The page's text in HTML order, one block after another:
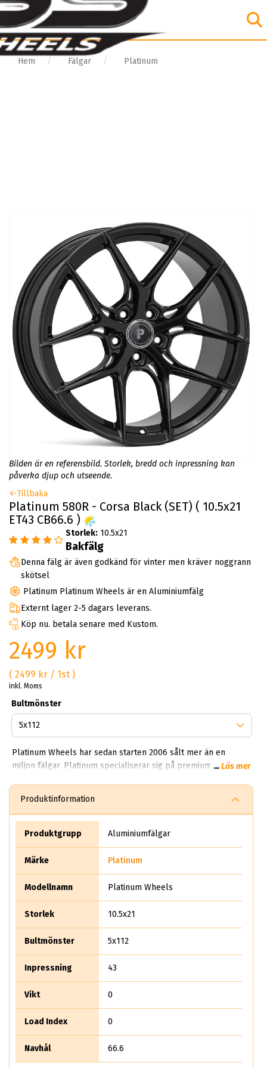
Hem Fälgar Platinum
Bilden är en referensbild. Storlek, bredd och inpressning kan
påverka djup och utseende.
Tillbaka
Platinum 580R - Corsa Black (SET) ( 10.5x21
ET43 CB66.6 )
Storlek: 10.5x21
Bakfälg
Denna fälg är även godkänd för vinter men kräver noggrann
skötsel
Platinum Platinum Wheels är en Aluminiumfälg
Externt lager 2-5 dagars leverans.
Köp nu. betala senare med Kustom.
2499 kr
( 2499 kr / 1st )
inkl. Moms
Bultmönster
Platinum Wheels har sedan starten 2006 sålt mer än en
miljon fälgar. Platinum specialiserar sig på premium
Äger du en nyare bil från 2010 och uppåt ska du garanterat
skaffa dig ett par Platinum hjul, ABS Wheels är exklusiv
återförsäljare för hela Platinum USA. - priserna du ser nedan
...Läs mer
Produktinformation
Produktgrupp Aluminiumfälgar
Märke Platinum
Modellnamn Platinum Wheels
Storlek 10.5x21
Bultmönster 5x112
Inpressning 43
Vikt 0
Load Index 0
Navhål 66.6